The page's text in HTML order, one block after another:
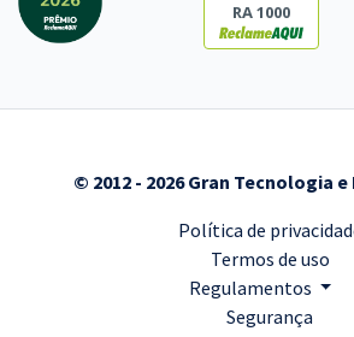
RA 1000
© 2012 - 2026 Gran Tecnologia e
Política de
Termos de uso
Regulamentos
Segurança